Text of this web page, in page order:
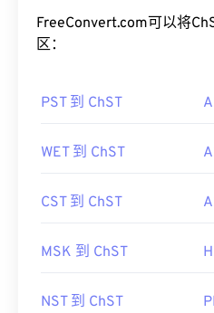
FreeConvert.com可以将
区：
PST 到 ChST
WET 到 ChST
CST 到 ChST
MSK 到 ChST
NST 到 ChST